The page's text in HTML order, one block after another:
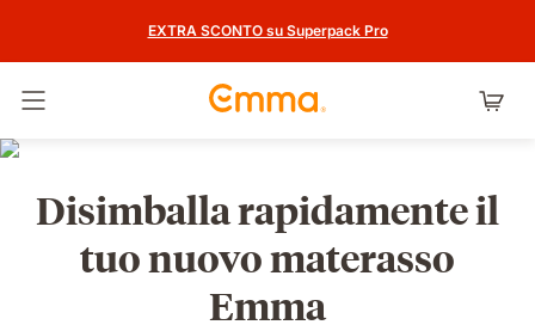
EXTRA SCONTO su Superpack Pro
Disimballa rapidamente il
tuo nuovo materasso
Emma